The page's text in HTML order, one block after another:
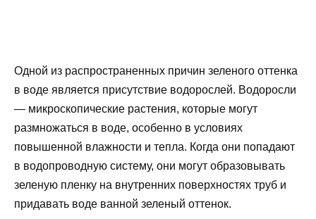
Одной из распространенных причин зеленого оттенка
в воде является присутствие водорослей. Водоросли
— микроскопические растения, которые могут
размножаться в воде, особенно в условиях
повышенной влажности и тепла. Когда они попадают
в водопроводную систему, они могут образовывать
зеленую пленку на внутренних поверхностях труб и
придавать воде ванной зеленый оттенок.